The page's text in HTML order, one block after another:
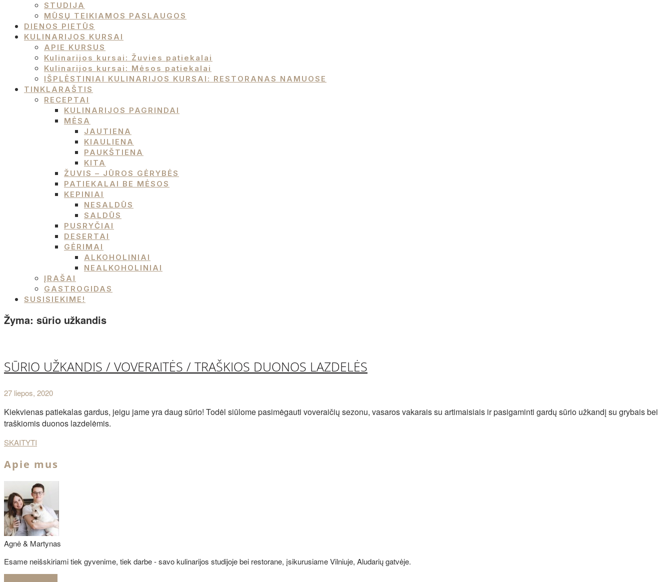
STUDIJA
MŪSŲ TEIKIAMOS PASLAUGOS
DIENOS PIETŪS
KULINARIJOS KURSAI
APIE KURSUS
Kulinarijos kursai: Žuvies patiekalai
Kulinarijos kursai: Mėsos patiekalai
IŠPLĖSTINIAI KULINARIJOS KURSAI: RESTORANAS NAMUOSE
TINKLARAŠTIS
RECEPTAI
KULINARIJOS PAGRINDAI
MĖSA
JAUTIENA
KIAULIENA
PAUKŠTIENA
KITA
ŽUVIS – JŪROS GĖRYBĖS
PATIEKALAI BE MĖSOS
KEPINIAI
NESALDŪS
SALDŪS
PUSRYČIAI
DESERTAI
GĖRIMAI
ALKOHOLINIAI
NEALKOHOLINIAI
ĮRAŠAI
GASTROGIDAS
SUSISIEKIME!
Žyma: sūrio užkandis
SŪRIO UŽKANDIS / VOVERAITĖS / TRAŠKIOS DUONOS LAZDELĖS
27 liepos, 2020
Kiekvienas patiekalas gardus, jeigu jame yra daug sūrio! Todėl siūlome pasimėgauti voveraičių sezonu, vasaros vakarais su artimaisiais ir pasigaminti gardų sūrio užkandį su grybais bei
traškiomis duonos lazdelėmis.
SKAITYTI
Apie mus
Agnė & Martynas
Esame neišskiriami tiek gyvenime, tiek darbe - savo kulinarijos studijoje bei restorane, įsikurusiame Vilniuje, Aludarių gatvėje.